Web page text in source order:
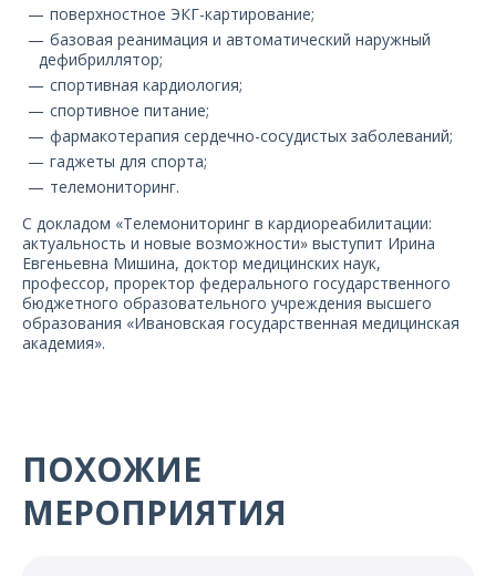
поверхностное ЭКГ-картирование;
базовая реанимация и автоматический наружный
дефибриллятор;
спортивная кардиология;
спортивное питание;
фармакотерапия сердечно-сосудистых заболеваний;
гаджеты для спорта;
телемониторинг.
С докладом «Телемониторинг в кардиореабилитации:
актуальность и новые возможности» выступит Ирина
Евгеньевна Мишина, доктор медицинских наук,
профессор, проректор федерального государственного
бюджетного образовательного учреждения высшего
образования «Ивановская государственная медицинская
академия».
ПОХОЖИЕ
МЕРОПРИЯТИЯ